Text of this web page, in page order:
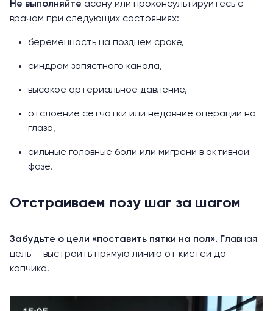
Не выполняйте асану или проконсультируйтесь с
врачом при следующих состояниях:
беременность на позднем сроке,
синдром запястного канала,
высокое артериальное давление,
отслоение сетчатки или недавние операции на
глаза,
сильные головные боли или мигрени в активной
фазе.
Отстраиваем позу шаг за шагом
Забудьте о цели «поставить пятки на пол». Главная
цель — выстроить прямую линию от кистей до
копчика.